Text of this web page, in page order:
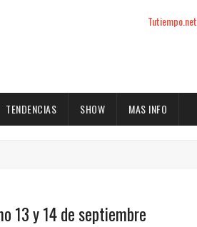
Tutiempo.net
TENDENCIAS SHOW MAS INFO
13 y 14 de septiembre